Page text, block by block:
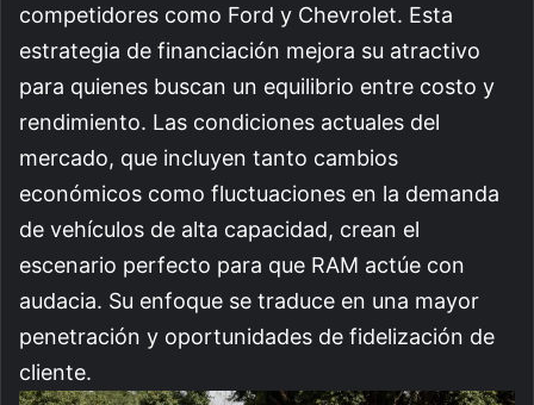
competidores como Ford y Chevrolet. Esta
estrategia de financiación mejora su atractivo
para quienes buscan un equilibrio entre costo y
rendimiento. Las condiciones actuales del
mercado, que incluyen tanto cambios
económicos como fluctuaciones en la demanda
de vehículos de alta capacidad, crean el
escenario perfecto para que RAM actúe con
audacia. Su enfoque se traduce en una mayor
penetración y oportunidades de fidelización de
cliente.